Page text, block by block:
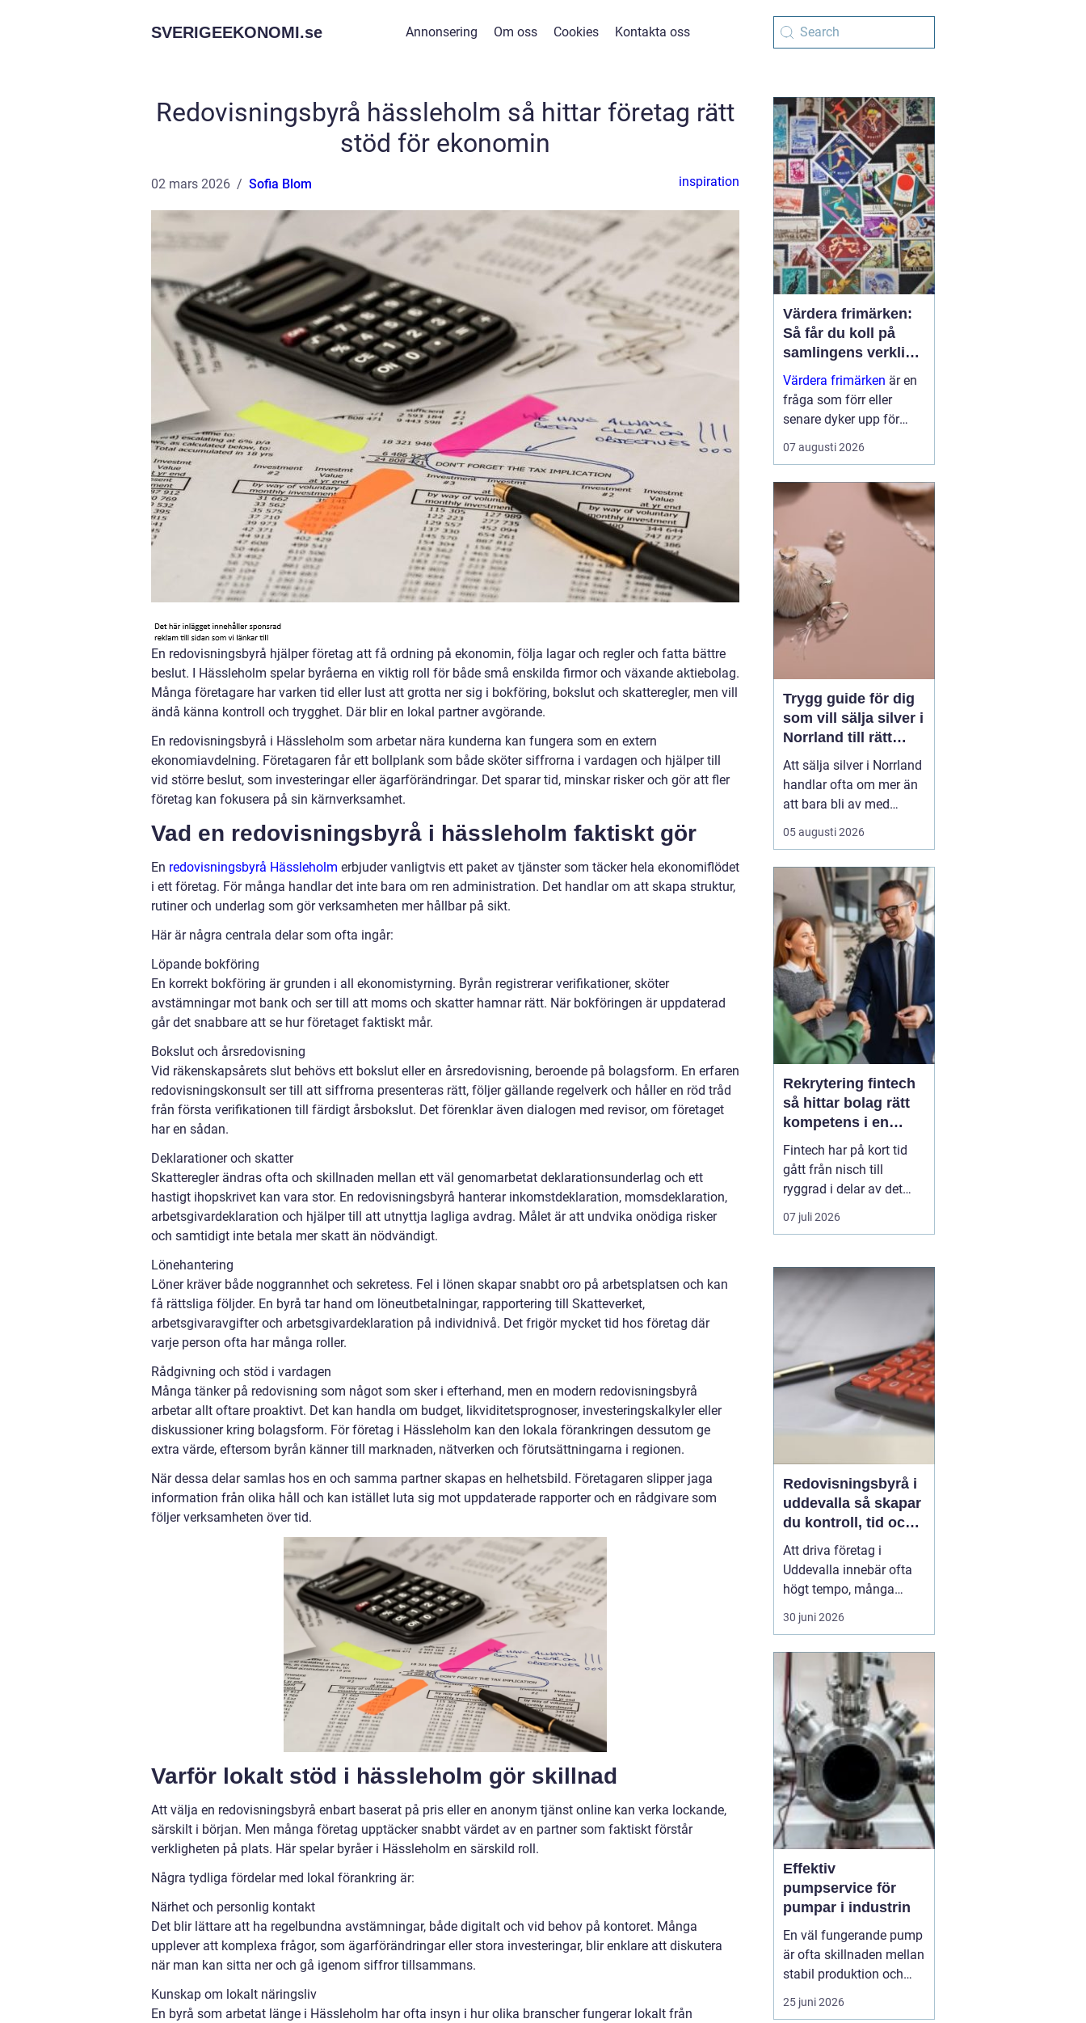
SVERIGEEKONOMI.se Annonsering Om oss Cookies Kontakta oss
Redovisningsbyrå hässleholm så hittar företag rätt
stöd för ekonomin
02 mars 2026 Sofia Blom inspiration
En redovisningsbyrå hjälper företag att få ordning på ekonomin, följa lagar och regler och fatta bättre
beslut. I Hässleholm spelar byråerna en viktig roll för både små enskilda firmor och växande aktiebolag.
Många företagare har varken tid eller lust att grotta ner sig i bokföring, bokslut och skatteregler, men vill
ändå känna kontroll och trygghet. Där blir en lokal partner avgörande.
En redovisningsbyrå i Hässleholm som arbetar nära kunderna kan fungera som en extern
ekonomiavdelning. Företagaren får ett bollplank som både sköter siffrorna i vardagen och hjälper till
vid större beslut, som investeringar eller ägarförändringar. Det sparar tid, minskar risker och gör att fler
företag kan fokusera på sin kärnverksamhet.
Vad en redovisningsbyrå i hässleholm faktiskt gör
En redovisningsbyrå Hässleholm erbjuder vanligtvis ett paket av tjänster som täcker hela ekonomiflödet
i ett företag. För många handlar det inte bara om ren administration. Det handlar om att skapa struktur,
rutiner och underlag som gör verksamheten mer hållbar på sikt.
Här är några centrala delar som ofta ingår:
Löpande bokföring
En korrekt bokföring är grunden i all ekonomistyrning. Byrån registrerar verifikationer, sköter
avstämningar mot bank och ser till att moms och skatter hamnar rätt. När bokföringen är uppdaterad
går det snabbare att se hur företaget faktiskt mår.
Bokslut och årsredovisning
Vid räkenskapsårets slut behövs ett bokslut eller en årsredovisning, beroende på bolagsform. En erfaren
redovisningskonsult ser till att siffrorna presenteras rätt, följer gällande regelverk och håller en röd tråd
från första verifikationen till färdigt årsbokslut. Det förenklar även dialogen med revisor, om företaget
har en sådan.
Deklarationer och skatter
Skatteregler ändras ofta och skillnaden mellan ett väl genomarbetat deklarationsunderlag och ett
hastigt ihopskrivet kan vara stor. En redovisningsbyrå hanterar inkomstdeklaration, momsdeklaration,
arbetsgivardeklaration och hjälper till att utnyttja lagliga avdrag. Målet är att undvika onödiga risker
och samtidigt inte betala mer skatt än nödvändigt.
Lönehantering
Löner kräver både noggrannhet och sekretess. Fel i lönen skapar snabbt oro på arbetsplatsen och kan
få rättsliga följder. En byrå tar hand om löneutbetalningar, rapportering till Skatteverket,
arbetsgivaravgifter och arbetsgivardeklaration på individnivå. Det frigör mycket tid hos företag där
varje person ofta har många roller.
Rådgivning och stöd i vardagen
Många tänker på redovisning som något som sker i efterhand, men en modern redovisningsbyrå
arbetar allt oftare proaktivt. Det kan handla om budget, likviditetsprognoser, investeringskalkyler eller
diskussioner kring bolagsform. För företag i Hässleholm kan den lokala förankringen dessutom ge
extra värde, eftersom byrån känner till marknaden, nätverken och förutsättningarna i regionen.
När dessa delar samlas hos en och samma partner skapas en helhetsbild. Företagaren slipper jaga
information från olika håll och kan istället luta sig mot uppdaterade rapporter och en rådgivare som
följer verksamheten över tid.
Varför lokalt stöd i hässleholm gör skillnad
Att välja en redovisningsbyrå enbart baserat på pris eller en anonym tjänst online kan verka lockande,
särskilt i början. Men många företag upptäcker snabbt värdet av en partner som faktiskt förstår
verkligheten på plats. Här spelar byråer i Hässleholm en särskild roll.
Några tydliga fördelar med lokal förankring är:
Närhet och personlig kontakt
Det blir lättare att ha regelbundna avstämningar, både digitalt och vid behov på kontoret. Många
upplever att komplexa frågor, som ägarförändringar eller stora investeringar, blir enklare att diskutera
när man kan sitta ner och gå igenom siffror tillsammans.
Kunskap om lokalt näringsliv
En byrå som arbetat länge i Hässleholm har ofta insyn i hur olika branscher fungerar lokalt från
Värdera frimärken:
Så får du koll på
samlingens verkliga
värde
Värdera frimärken är en
fråga som förr eller
senare dyker upp för
många samlare, arvingar
eller säljare. Ofta
från en äldre ...
07 augusti 2026
Trygg guide för dig
som vill sälja silver i
Norrland till rätt
marknadspris
Att sälja silver i Norrland
handlar ofta om mer än
att bara bli av med
gamla bestick eller mynt.
För många i regionen är
frigöra pengar ur
föremål som legat
oanvända i lå...
05 augusti 2026
Rekrytering fintech
så hittar bolag rätt
kompetens i en
reglerad
tillväxtbransch
Fintech har på kort tid
gått från nisch till
ryggrad i delar av det
finansiella ekosystemet.
Betallösningar, digitala
försäkringsteknik och
krypto utmanar
etablerade strukturer
riskhanterin...
07 juli 2026
Redovisningsbyrå i
uddevalla så skapar
du kontroll, tid och
lönsamhet i ditt
företag
Att driva företag i
Uddevalla innebär ofta
högt tempo, många
hattar på huvudet och en
ständig balansgång
administration. När
bokföring, löner och
deklarationer börjar ta
mer tid än affärerna, blir
en professionell partner
en vik...
30 juni 2026
Effektiv
pumpservice för
pumpar i industrin
En väl fungerande pump
är ofta skillnaden mellan
stabil produktion och
kostsamma driftstopp.
Trots det hamnar service
25 juni 2026